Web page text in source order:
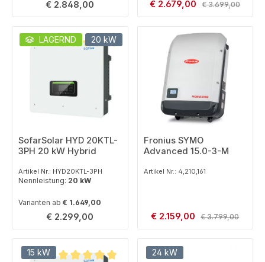
Regulärer Preis:
€ 2.848,00 Verkaufspreis:
€ 2.679,00 Regulärer Preis:
€ 3.699,00
LAGERND
20 kW
Durchschnittliche Bewertung von 5 von 5 Sternen
SofarSolar HYD 20KTL-
3PH 20 kW Hybrid
Artikel Nr.: HYD20KTL-3PH
Nennleistung: 20 kW
Varianten ab € 1.649,00
Regulärer Preis:
€ 2.299,00
Fronius SYMO
Advanced 15.0-3-M
Artikel Nr.: 4,210,161
Verkaufspreis:
€ 2.159,00 Regulärer Preis:
€ 3.799,00
15 kW
24 kW